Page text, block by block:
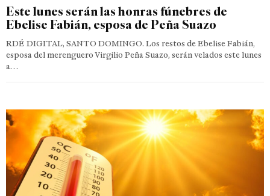
Este lunes serán las honras fúnebres de
Ebelise Fabián, esposa de Peña Suazo
RDÉ DIGITAL, SANTO DOMINGO. Los restos de Ebelise Fabián,
esposa del merenguero Virgilio Peña Suazo, serán velados este lunes
a…